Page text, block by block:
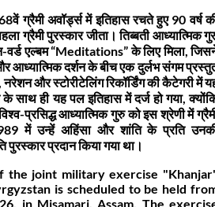
ग्रैमी अवॉर्ड्स में इतिहास रचते हुए 90 वर्ष
ग्रैमी पुरस्कार जीता। तिब्बती आध्यात्मिक
वर्ड एल्बम “Meditations” के लिए मिला,
आध्यात्मिक दर्शन के बीच एक दुर्लभ संगम
और स्टोरीटेलिंग रिकॉर्डिंग की कैटेगरी में
के साथ ही यह पल इतिहास में दर्ज हो गया,
प्रसिद्ध आध्यात्मिक गुरु को इस श्रेणी में
में उन्हें अहिंसा और शांति के प्रति
पुरस्कार प्रदान किया गया था।
the joint military exercise
is scheduled to be held
in Misamari, Assam. The